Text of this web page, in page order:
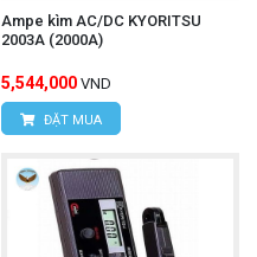
Ampe kìm AC/DC KYORITSU
2003A (2000A)
5,544,000 VND
ĐẶT MUA